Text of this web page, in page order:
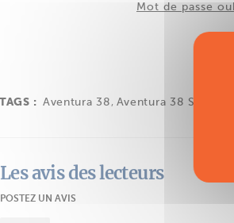
Mot de passe
TAGS : Aventura 38 , Aventura 38 Sedan
Les avis des lecteurs
POSTEZ UN AVIS